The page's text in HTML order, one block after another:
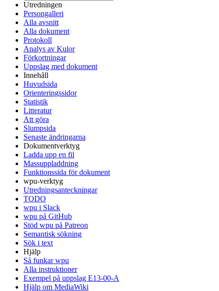
Utredningen
Persongalleri
Alla avsnitt
Alla dokument
Protokoll
Analys av Kulor
Förkortningar
Uppslag med dokument
Innehåll
Huvudsida
Orienteringssidor
Statistik
Litteratur
Att göra
Slumpsida
Senaste ändringarna
Dokumentverktyg
Ladda upp en fil
Massuppladdning
Funktionssida för dokument
wpu-verktyg
Utredningsanteckningar
TODO
wpu i Slack
wpu på GitHub
Stöd wpu på Patreon
Semantisk sökning
Sök i text
Hjälp
Så funkar wpu
Alla instruktioner
Exempel på uppslag E13-00-A
Hjälp om MediaWiki